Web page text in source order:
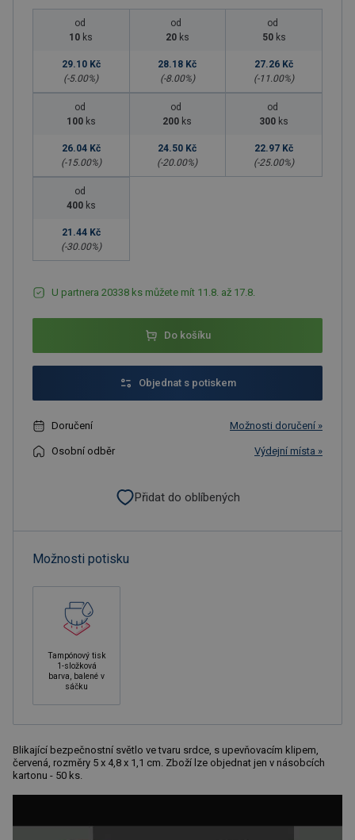
od
10 ks
29.10 Kč
(-5.00%)
od
20 ks
28.18 Kč
(-8.00%)
od
50 ks
27.26 Kč
(-11.00%)
od
100 ks
26.04 Kč
(-15.00%)
od
200 ks
24.50 Kč
(-20.00%)
od
300 ks
22.97 Kč
(-25.00%)
od
400 ks
21.44 Kč
(-30.00%)
U partnera 20338 ks můžete mít 11.8. až 17.8.
Do košíku
Objednat s potiskem
Doručení Možnosti doručení »
Osobní odběr Výdejní místa »
Přidat do oblíbených
Možnosti potisku
Tampónový tisk
1-složková
barva, balené v
sáčku
Blikající bezpečnostní světlo ve tvaru srdce, s upevňovacím klipem,
červená, rozměry 5 x 4,8 x 1,1 cm. Zboží lze objednat jen v násobcích
kartonu - 50 ks.